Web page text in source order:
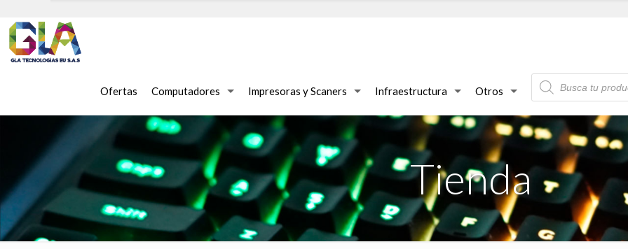
Ofertas Computadores Impresoras y Scaners Infraestructura Otros
Búsqueda
de
productos
Tienda